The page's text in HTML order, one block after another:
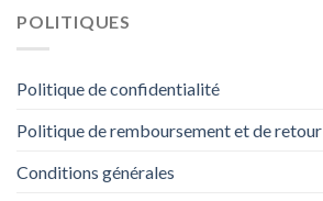
POLITIQUES
Politique de confidentialité
Politique de remboursement et de retour
Conditions générales